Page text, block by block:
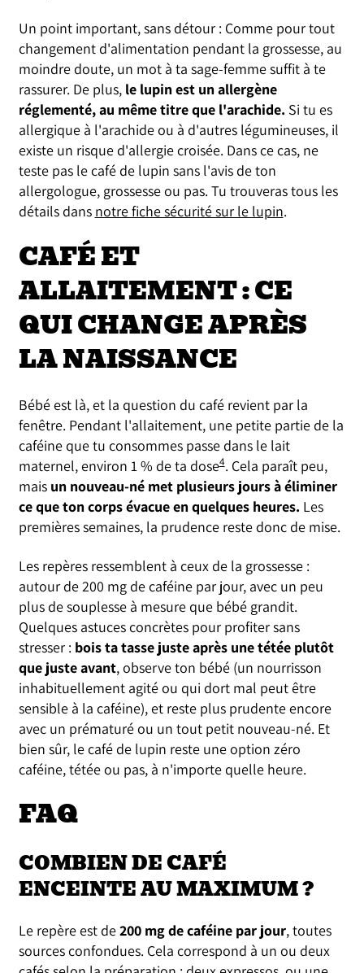
Un point important, sans détour : Comme pour tout
changement d'alimentation pendant la grossesse, au
moindre doute, un mot à ta sage-femme suffit à te
rassurer. De plus, le lupin est un allergène
réglementé, au même titre que l'arachide.Si tu es
allergique à l'arachide ou à d'autres légumineuses, il
existe un risque d'allergie croisée. Dans ce cas, ne
teste pas le café de lupin sans l'avis de ton
allergologue, grossesse ou pas. Tu trouveras tous les
détails dans notre fiche sécurité sur le lupin.
CAFÉ ET
ALLAITEMENT : CE
QUI CHANGE APRÈS
LA NAISSANCE
Bébé est là, et la question du café revient par la
fenêtre. Pendant l'allaitement, une petite partie de la
caféine que tu consommes passe dans le lait
maternel, environ 1 % de ta dose4. Cela paraît peu,
mais un nouveau-né met plusieurs jours à éliminer
ce que ton corps évacue en quelques heures.Les
premières semaines, la prudence reste donc de mise.
Les repères ressemblent à ceux de la grossesse :
autour de 200 mg de caféine par jour, avec un peu
plus de souplesse à mesure que bébé grandit.
Quelques astuces concrètes pour profiter sans
stresser : bois ta tasse juste après une tétée plutôt
que juste avant, observe ton bébé (un nourrisson
inhabituellement agité ou qui dort mal peut être
sensible à la caféine), et reste plus prudente encore
avec un prématuré ou un tout petit nouveau-né. Et
bien sûr, le café de lupin reste une option zéro
caféine, tétée ou pas, à n'importe quelle heure.
FAQ
COMBIEN DE CAFÉ
ENCEINTE AU MAXIMUM ?
Le repère est de200 mg de caféine par jour, toutes
sources confondues. Cela correspond à un ou deux